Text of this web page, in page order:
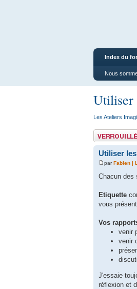
Index du
Nous
Utiliser
Les Ateliers
Sujet verrouillé
Utiliser
parFabien |
Chacun des
Etiquette
vous
Vos
venir
venir
J'essaie
réflexion et